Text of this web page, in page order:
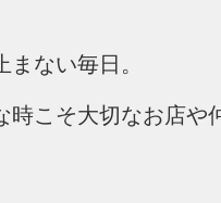
ない毎日。
こそ大切なお店や